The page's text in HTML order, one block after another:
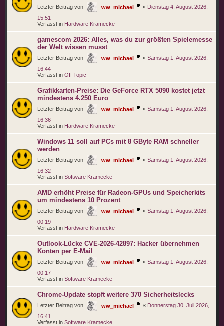
Letzter Beitrag von ww_michael « Dienstag 4. August 2026,
15:51
Verfasst in Hardware Kramecke
gamescom 2026: Alles, was du zur größten Spielemesse
der Welt wissen musst
Letzter Beitrag von ww_michael « Samstag 1. August 2026,
16:44
Verfasst in Off Topic
Grafikkarten-Preise: Die GeForce RTX 5090 kostet jetzt
mindestens 4.250 Euro
Letzter Beitrag von ww_michael « Samstag 1. August 2026,
16:36
Verfasst in Hardware Kramecke
Windows 11 soll auf PCs mit 8 GByte RAM schneller
werden
Letzter Beitrag von ww_michael « Samstag 1. August 2026,
16:32
Verfasst in Software Kramecke
AMD erhöht Preise für Radeon-GPUs und Speicherkits
um mindestens 10 Prozent
Letzter Beitrag von ww_michael « Samstag 1. August 2026,
00:19
Verfasst in Hardware Kramecke
Outlook-Lücke CVE-2026-42897: Hacker übernehmen
Konten per E-Mail
Letzter Beitrag von ww_michael « Samstag 1. August 2026,
00:17
Verfasst in Software Kramecke
Chrome-Update stopft weitere 370 Sicherheitslecks
Letzter Beitrag von ww_michael « Donnerstag 30. Juli 2026,
16:41
Verfasst in Software Kramecke